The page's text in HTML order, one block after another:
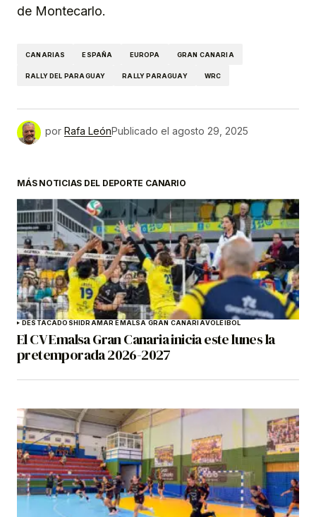
de Montecarlo.
CANARIAS ESPAÑA EUROPA GRAN CANARIA
RALLY DEL PARAGUAY RALLY PARAGUAY WRC
por Rafa LeónPublicado el agosto 29, 2025
MÁS NOTICIAS DEL DEPORTE CANARIO
DESTACADOSHIDRAMAR EMALSA GRAN CANARIAVOLEIBOL
El CV Emalsa Gran Canaria inicia este lunes la
pretemporada 2026-2027